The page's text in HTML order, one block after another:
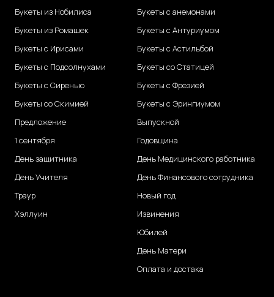
Букеты из Нобилиса
Букеты из Ромашек
Букеты с Ирисами
Букеты с Подсолнухами
Букеты с Сиренью
Букеты со Скимией
Предложение
1 сентября
День защитника
День Учителя
Траур
Хэллуин
Букеты с анемонами
Букеты с Антуриумом
Букеты с Астильбой
Букеты со Статицей
Букеты с Фрезией
Букеты с Эрингиумом
Выпускной
Годовщина
День Медицинского работника
День Финансового сотрудника
Новый год
Извинения
Юбилей
День Матери
Оплата и достака